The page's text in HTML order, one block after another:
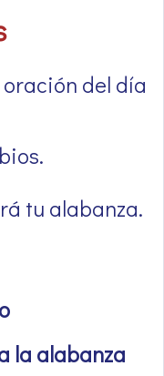
del día
tu alabanza.
la alabanza